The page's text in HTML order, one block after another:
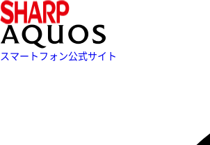
スマートフォン公式サイト